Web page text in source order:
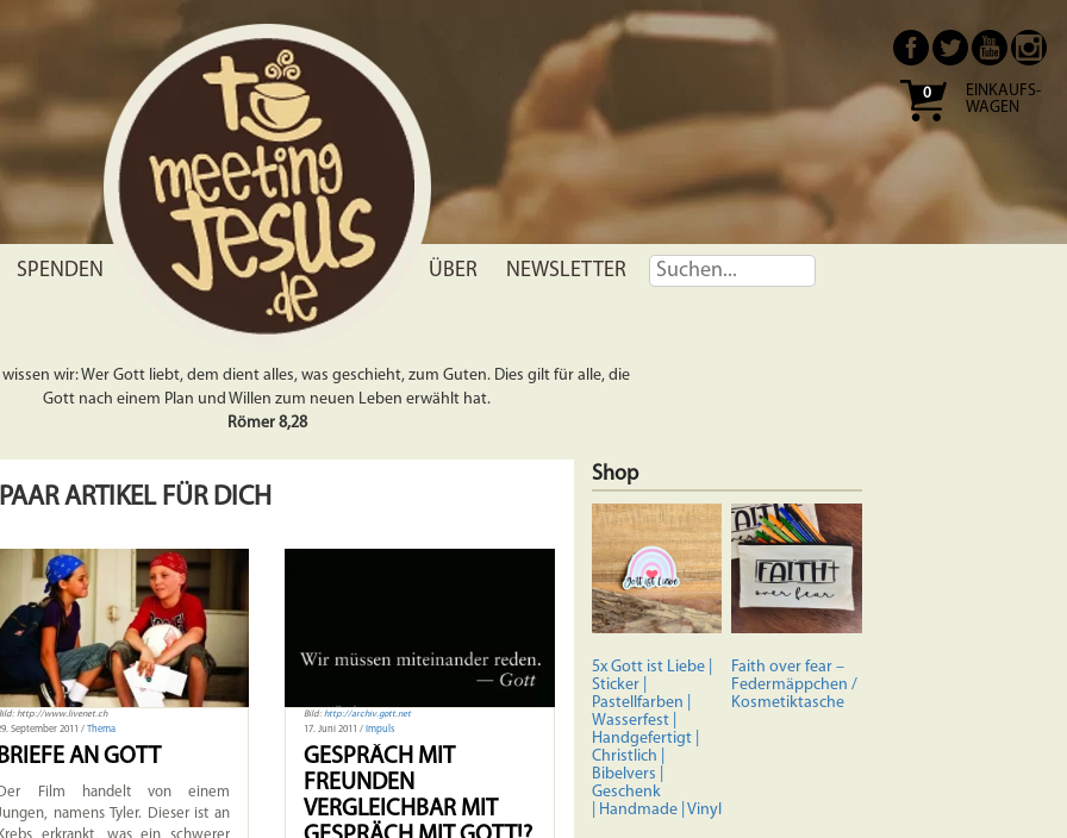
0
EINKAUFS-
WAGEN
SPENDEN ÜBER NEWSLETTER
wir: Wer Gott liebt, dem dient alles, was geschieht, zum Guten. Dies gilt für alle, die
Gott nach einem Plan und Willen zum neuen Leben erwählt hat.
Römer 8,28
ARTIKEL FÜR DICH
http://www.livenet.ch
September 2011 /
Thema
AN GOTT
Film handelt von einem
namens Tyler. Dieser ist an
Bild: http://archiv.gott.net
17. Juni 2011 /
Impuls
GESPRÄCH MIT
FREUNDEN
VERGLEICHBAR MIT
Shop
5x Gott ist Liebe |
Sticker |
Pastellfarben |
Wasserfest |
Handgefertigt |
Christlich |
Bibelvers |
Geschenk
| Handmade | Vinyl
Faith over fear –
Federmäppchen /
Kosmetiktasche